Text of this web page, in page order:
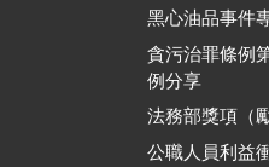
黑心油品事件
貪污治罪條例
例分享
法務部獎項（
公職人員利益